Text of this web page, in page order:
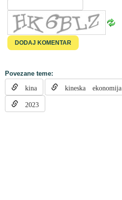
Povezane teme:
kina kineska ekonomija
2023